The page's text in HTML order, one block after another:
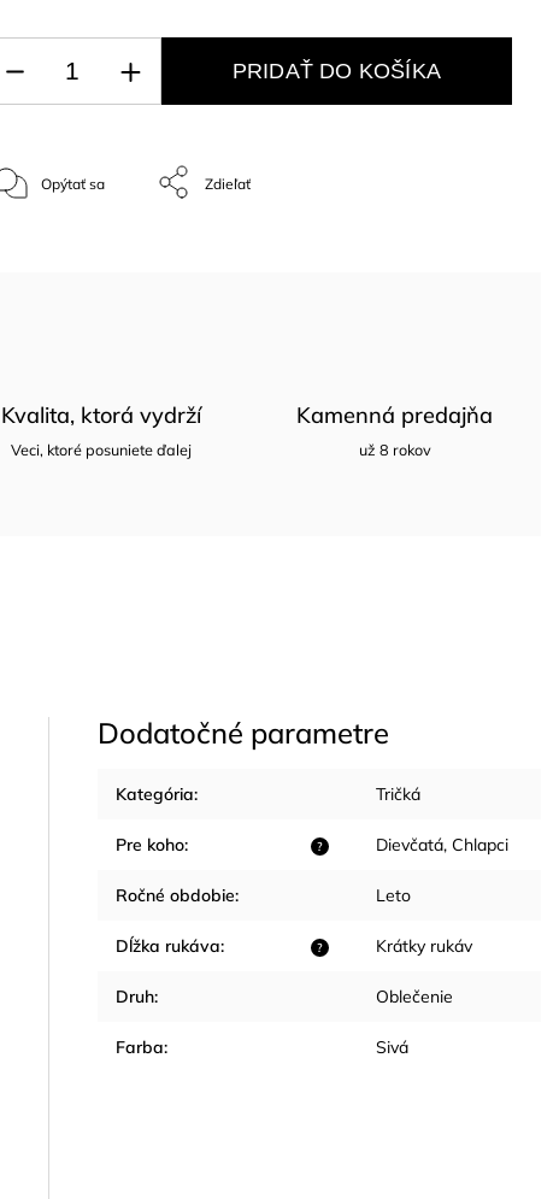
PRIDAŤ DO KOŠÍKA
Opýtať sa Zdieľať
Kvalita, ktorá vydrží
Veci, ktoré posuniete ďalej
Kamenná predajňa
už 8 rokov
Dodatočné parametre
Kategória: Tričká
?
Pre koho: Dievčatá, Chlapci
Ročné obdobie: Leto
?
Dĺžka rukáva: Krátky rukáv
Druh: Oblečenie
Farba: Sivá